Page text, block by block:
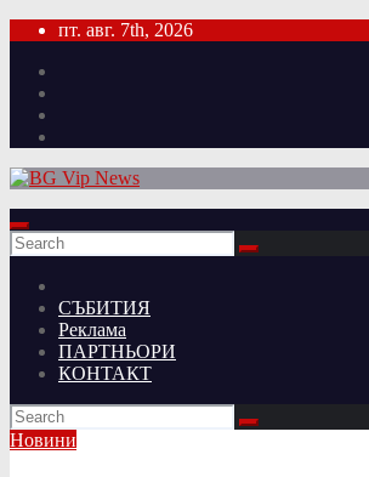
Skip
content
пт. авг. 7th, 2026
СЪБИТИЯ
Реклама
ПАРТНЬОРИ
КОНТАКТ
Новини